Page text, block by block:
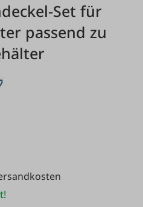
Set für
passend zu